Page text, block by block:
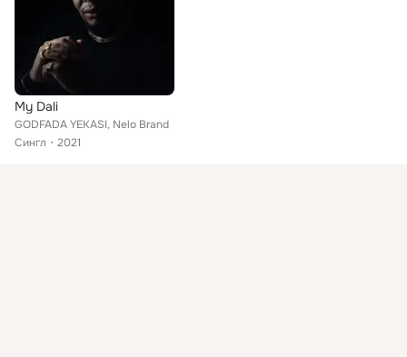
My Dali
GODFADA YEKASI, Nelo Brand
Сингл
2021